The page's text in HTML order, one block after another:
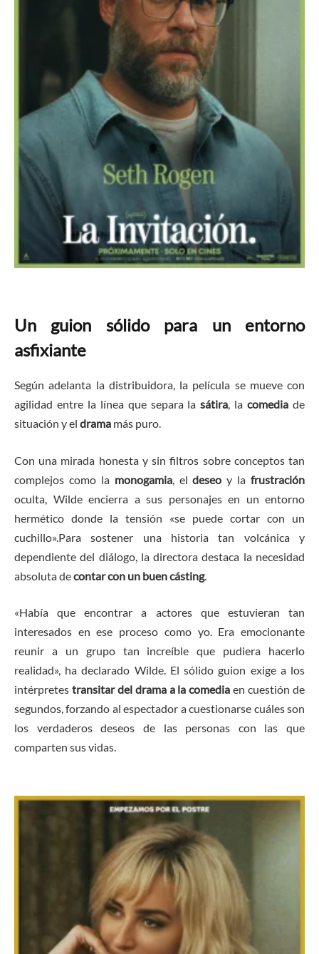
​Un guion sólido para un entorno
asfixiante
​Según adelanta la distribuidora, la película se mueve con
agilidad entre la línea que separa lasátira, lacomedia de
situación y el drama más puro.
Con una mirada honesta y sin filtros sobre conceptos tan
complejos como la monogamia, eldeseo y la frustración
oculta, Wilde encierra a sus personajes en un entorno
hermético donde la tensión ​«se puede cortar con un
cuchillo». ​ Para sostener una historia tan volcánica y
dependiente del diálogo, la directora destaca la necesidad
absoluta decontar con un buen cásting.
​«Había que encontrar a actores que estuvieran tan
interesados en ese proceso como yo. Era emocionante
reunir a un grupo tan increíble que pudiera hacerlo
realidad», ha declarado Wilde. El sólido guion exige a los
intérpretes transitar del drama a la comedia en cuestión de
segundos, forzando al espectador a cuestionarse cuáles son
los verdaderos deseos de las personas con las que
comparten sus vidas.